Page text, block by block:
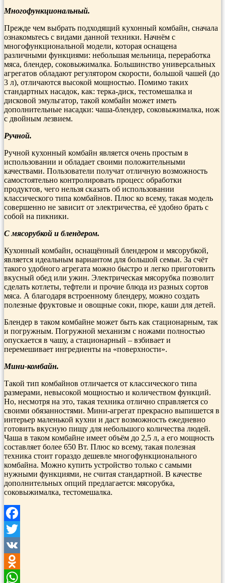
Многофункциональный.
Прежде чем выбрать подходящий кухонный комбайн, сначала
ознакомьтесь с видами данной техники. Начнём с
многофункциональной модели, которая оснащена
различными функциями: небольшая мельница, переработка
мяса, блендер, соковыжималка. Большинство универсальных
агрегатов обладают регулятором скорости, большой чашей (до
3 л), отличаются высокой мощностью. Помимо таких
стандартных насадок, как: терка-диск, тестомешалка и
дисковой эмульгатор, такой комбайн может иметь
дополнительные насадки: чаша-блендер, соковыжималка, нож
с двойным лезвием.
Ручной.
Ручной кухонный комбайн является очень простым в
использовании и обладает своими положительными
качествами. Пользователи получат отличную возможность
самостоятельно контролировать процесс обработки
продуктов, чего нельзя сказать об использовании
классического типа комбайнов. Плюс ко всему, такая модель
совершенно не зависит от электричества, её удобно брать с
собой на пикники.
С мясорубкой и блендером.
Кухонный комбайн, оснащённый блендером и мясорубкой,
является идеальным вариантом для большой семьи. За счёт
такого удобного агрегата можно быстро и легко приготовить
вкусный обед или ужин. Электрическая мясорубка позволит
сделать котлеты, тефтели и прочие блюда из разных сортов
мяса. А благодаря встроенному блендеру, можно создать
полезные фруктовые и овощные соки, пюре, каши для детей.
Блендер в таком комбайне может быть как стационарным, так
и погружным. Погружной механизм с ножами полностью
опускается в чашу, а стационарный – взбивает и
перемешивает ингредиенты на «поверхности».
Мини-комбайн.
Такой тип комбайнов отличается от классического типа
размерами, невысокой мощностью и количеством функций.
Но, несмотря на это, такая техника отлично справляется со
своими обязанностями. Мини-агрегат прекрасно выпишется в
интерьер маленькой кухни и даст возможность ежедневно
готовить вкусную пищу для небольшого количества людей.
Чаша в таком комбайне имеет объём до 2,5 л, а его мощность
составляет более 650 Вт. Плюс ко всему, такая полезная
техника стоит гораздо дешевле многофункционального
комбайна. Можно купить устройство только с самыми
нужными функциями, не считая стандартной. В качестве
дополнительных опций предлагается: мясорубка,
соковыжималка, тестомешалка.
Facebook
Twitter
VK
Odnoklassniki